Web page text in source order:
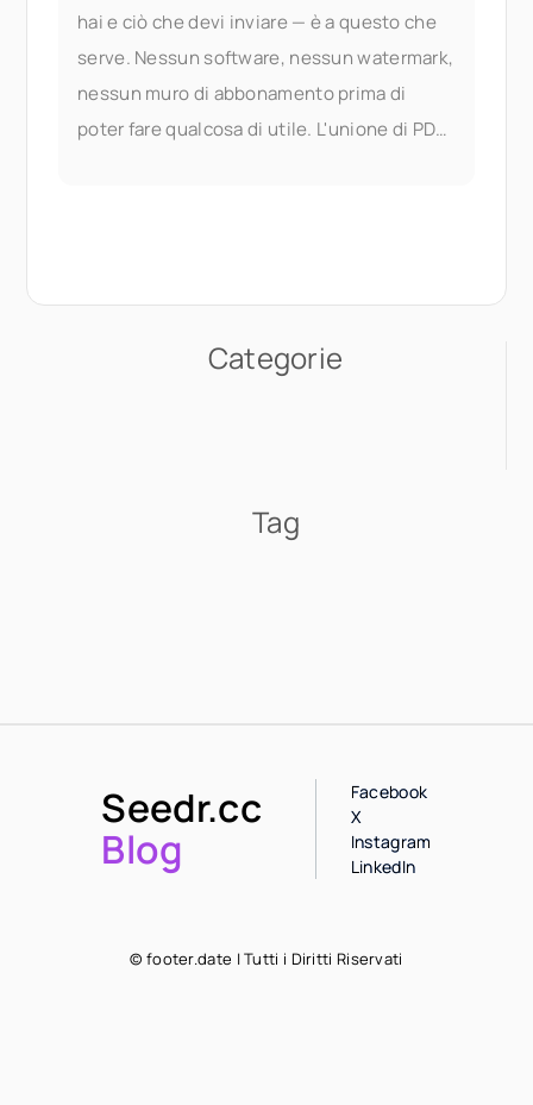
hai e ciò che devi inviare — è a questo che
serve. Nessun software, nessun watermark,
nessun muro di abbonamento prima di
poter fare qualcosa di utile. L'unione di PDF
Categorie
Tag
Seedr.cc
Blog
Facebook
X
Instagram
LinkedIn
© footer.date | Tutti i Diritti Riservati